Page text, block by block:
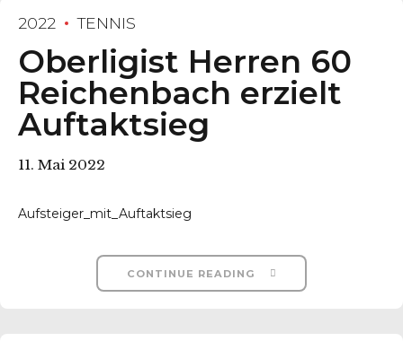
2022 TENNIS
Oberligist Herren 60
Reichenbach erzielt
Auftaktsieg
11. Mai 2022
Aufsteiger_mit_Auftaktsieg
CONTINUE READING